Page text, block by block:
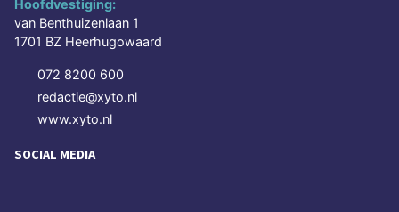
Hoofdvestiging:
van Benthuizenlaan 1
1701 BZ Heerhugowaard
072 8200 600
redactie@xyto.nl
www.xyto.nl
SOCIAL MEDIA